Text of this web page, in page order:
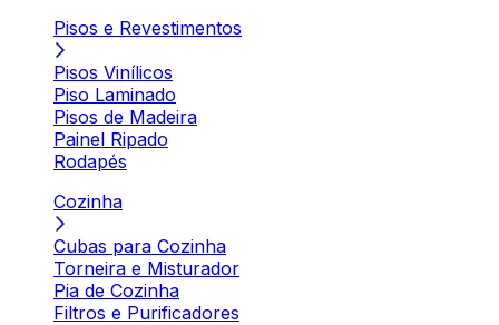
Pisos e Revestimentos
Pisos Vinílicos
Piso Laminado
Pisos de Madeira
Painel Ripado
Rodapés
Cozinha
Cubas para Cozinha
Torneira e Misturador
Pia de Cozinha
Filtros e Purificadores